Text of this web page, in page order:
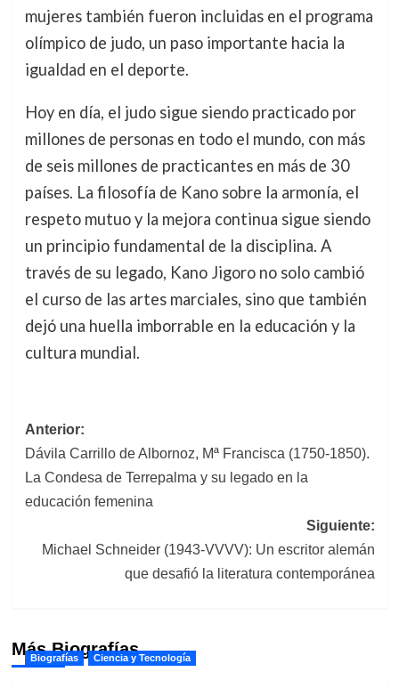
mujeres también fueron incluidas en el programa
olímpico de judo, un paso importante hacia la
igualdad en el deporte.
Hoy en día, el judo sigue siendo practicado por
millones de personas en todo el mundo, con más
de seis millones de practicantes en más de 30
países. La filosofía de Kano sobre la armonía, el
respeto mutuo y la mejora continua sigue siendo
un principio fundamental de la disciplina. A
través de su legado, Kano Jigoro no solo cambió
el curso de las artes marciales, sino que también
dejó una huella imborrable en la educación y la
cultura mundial.
Navegación
de
entradas
Anterior:
Dávila Carrillo de Albornoz, Mª Francisca (1750-1850).
La Condesa de Terrepalma y su legado en la
educación femenina
Siguiente:
Michael Schneider (1943-VVVV): Un escritor alemán
que desafió la literatura contemporánea
Más Biografías
Biografías Ciencia y Tecnología